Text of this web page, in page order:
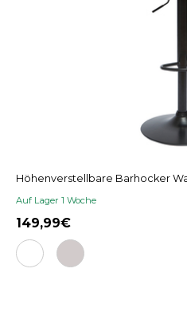
Höhenverstellbare Barhocker
Auf Lager 1 Woche
149,99